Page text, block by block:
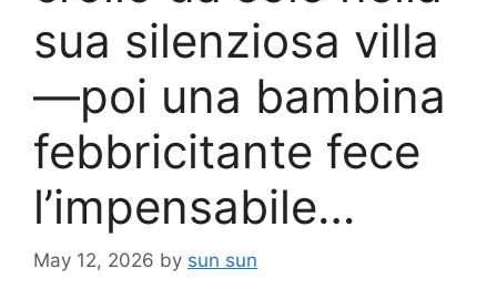
sua silenziosa villa
—poi una bambina
febbricitante fece
l’impensabile…
May 12, 2026 by sun sun